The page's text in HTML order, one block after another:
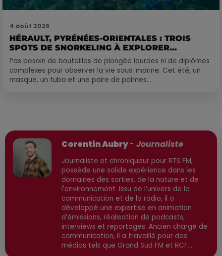
4 août 2026
HÉRAULT, PYRÉNÉES-ORIENTALES : TROIS
SPOTS DE SNORKELING À EXPLORER...
Pas besoin de bouteilles de plongée lourdes ni de diplômes
complexes pour observer la vie sous-marine. Cet été, un
masque, un tuba et une paire de palmes...
Corentin Aubry- Journaliste
Journaliste et chroniqueur pour RTS FM,
possède une solide expérience dans les
domaines des sorties, de la nature et de
l'environnement. Issu de l’univers de la
communication et de la radio, il a
développé une expertise en animation
d’émissions, réalisation de podcasts,
interviews et reportages. Ancien chargé de
communication, il a travaillé pour des
médias tels que Grand Sud FM et RCF